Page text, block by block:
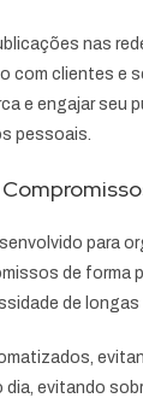
nas
clientes e
e engajar seu
pessoais.
para
de
de
evitando